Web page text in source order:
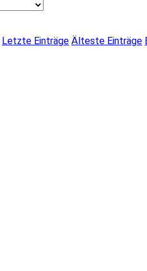
Letzte Einträge Älteste Einträge